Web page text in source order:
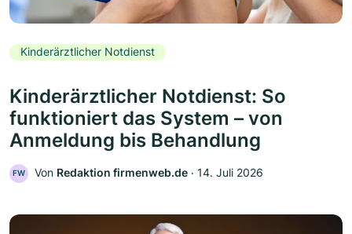
Kinderärztlicher Notdienst
Kinderärztlicher Notdienst: So
funktioniert das System – von
Anmeldung bis Behandlung
FW Von Redaktion firmenweb.de ‧ 14. Juli 2026